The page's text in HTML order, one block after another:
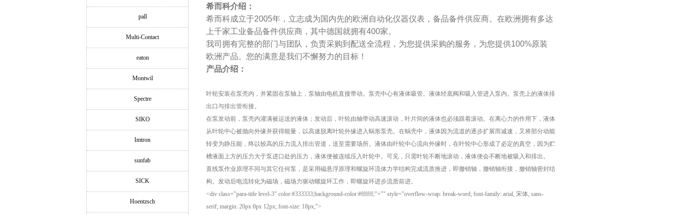
pall
Multi-Contact
eaton
Montwil
Spectre
SIKO
Imtron
sunfab
SICK
Hoentzsch
希而科介绍：
希而科成立于2005年，立志成为国内先的欧洲自动化仪器仪表，备品备件供应商。在欧洲拥有多达
上千家工业备品备件供应商，其中德国就拥有400家。
我司拥有完整的部门与团队，负责采购到配送全流程，为您提供采购的服务，为您提供100%原装
欧洲产品。您的满意是我们不懈努力的目标！
产品介绍：
叶轮安装在泵壳内，并紧固在泵轴上，泵轴由电机直接带动。泵壳中心有液体吸管。液体经底阀和吸入管进入泵内。泵壳上的液体排
出口与排出管衔接。
在泵发动前，泵壳内灌满被运送的液体；发动后，叶轮由轴带动高速滚动，叶片间的液体也必须跟着滚动。在离心力的作用下，液体
从叶轮中心被抛向外缘并获得能量，以高速脱离叶轮外缘进入蜗形泵壳。在蜗壳中，液体因为流道的逐步扩展而减速，又将部分动能
转变为静压能，终以较高的压力流入排出管道，送至需要场所。液体由叶轮中心流向外缘时，在叶轮中心形成了必定的真空，因为贮
槽液面上方的压力大于泵进口处的压力，液体便被连续压入叶轮中。可见，只需叶轮不断地滚动，液体便会不断地被吸入和排出。
直线泵作业原理不同与其它任何泵，是采用磁悬浮原理和螺旋环流体力学结构完成流质推进，即撤销轴，撤销轴衔接，撤销轴密封结
构。发动后电流转化为磁场，磁场力驱动螺旋环工作，即螺旋环进步流质前进。
<div class="para-title level-3" color:#333333;background-color:#ffffff;"="" style="overflow-wrap: break-word; font-family: arial, 宋体, sans-
serif; margin: 20px 0px 12px; font-size: 18px;">